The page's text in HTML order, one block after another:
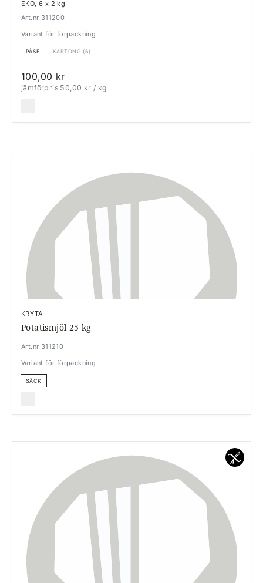
EKO, 6 x 2 kg
Art.nr 311200
Variant för förpackning
PÅSE KARTONG (6)
100,00 kr
jämförpris 50,00 kr/ kg
KRYTA
Potatismjöl 25 kg
Art.nr 311210
Variant för förpackning
SÄCK